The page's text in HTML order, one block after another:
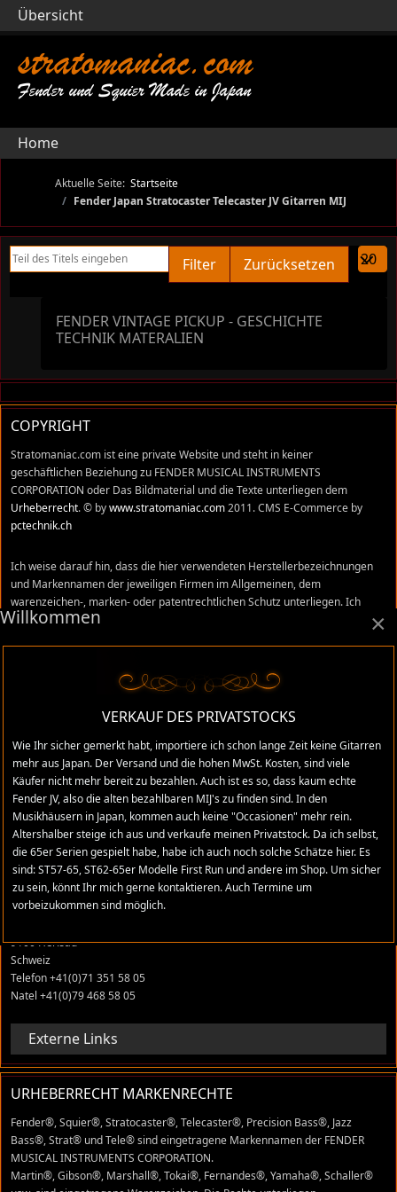
stratomaniac.com
Fender und Squier Made in Japan
Home
Aktuelle Seite: Startseite
Fender Japan Stratocaster Telecaster JV Gitarren MIJ
Teil des Titels eingeben
Filter Zurücksetzen
FENDER VINTAGE PICKUP - GESCHICHTE
TECHNIK MATERALIEN
COPYRIGHT
Stratomaniac.com ist eine private Website und steht in keiner
geschäftlichen Beziehung zu FENDER MUSICAL INSTRUMENTS
CORPORATION oder Das Bildmaterial und die Texte unterliegen dem
Urheberrecht. © bywww.stratomaniac.com2011. CMS E-Commerce by
pctechnik.ch
Ich weise darauf hin, dass die hier verwendeten Herstellerbezeichnungen
und Markennamen der jeweiligen Firmen im Allgemeinen, dem
warenzeichen-, marken- oder patentrechtlichen Schutz unterliegen. Ich
stehe in keinem Zusammenhang mit diesen Firmen und Namen und alle
angeeignet habe. Trotz sorgfältigster Prüfung können sich Irrtümer,
Verwechslungen oder Fehler eingeschlichen haben. Ich übernehme keine
Verantwortung für absolute Richtigkeit aller Angaben, die auf dieser Website
Administratives
ADRESSE
stratomaniac.com
René Grüter
9100 Herisau
Schweiz
Telefon +41(0)71 351 58 05
Natel +41(0)79 468 58 05
Externe Links
URHEBERRECHT MARKENRECHTE
Fender®, Squier®, Stratocaster®, Telecaster®, Precision Bass®, Jazz
Bass®, Strat® und Tele® sind eingetragene Markennamen der FENDER
MUSICAL INSTRUMENTS CORPORATION.
Martin®, Gibson®, Marshall®, Tokai®, Fernandes®, Yamaha®, Schaller®
×
Willkommen
VERKAUF DES PRIVATSTOCKS
Wie Ihr sicher gemerkt habt, importiere ich schon lange Zeit keine Gitarren
mehr aus Japan. Der Versand und die hohen MwSt. Kosten, sind viele
Käufer nicht mehr bereit zu bezahlen. Auch ist es so, dass kaum echte
Fender JV, also die alten bezahlbaren MIJ's zu finden sind. In den
Musikhäusern in Japan, kommen auch keine "Occasionen" mehr rein.
Altershalber steige ich aus und verkaufe meinen Privatstock. Da ich selbst,
die 65er Serien gespielt habe, habe ich auch noch solche Schätze hier. Es
sind: ST57-65, ST62-65er Modelle First Run und andere im Shop. Um sicher
zu sein, könnt Ihr mich gerne kontaktieren. Auch Termine um
vorbeizukommen sind möglich.
Übersicht